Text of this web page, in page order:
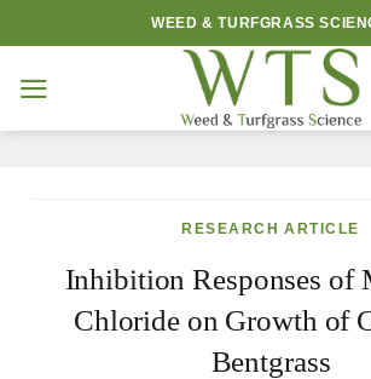
to
content
WEED & TURFGRASS
RESEARCH ARTICLE
Inhibition Responses of
Chloride on Growth of
Bentgrass